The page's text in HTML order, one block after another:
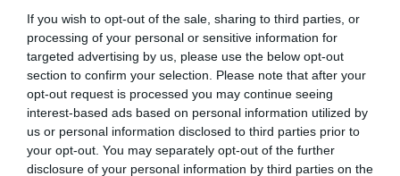
If you wish to opt-out of the sale, sharing to third parties, or
processing of your personal or sensitive information for
targeted advertising by us, please use the below opt-out
section to confirm your selection. Please note that after your
opt-out request is processed you may continue seeing
interest-based ads based on personal information utilized by
us or personal information disclosed to third parties prior to
your opt-out. You may separately opt-out of the further
disclosure of your personal information by third parties on the
présente des objets de la vie quotidienne. Vous pouvez y
accéder facilement en voiture depuis Tunis (environ 2h
de route). Pensez à emporter de l’eau lors des chaudes
journées d’été pour profiter pleinement de votre visite.
7. Chemtou